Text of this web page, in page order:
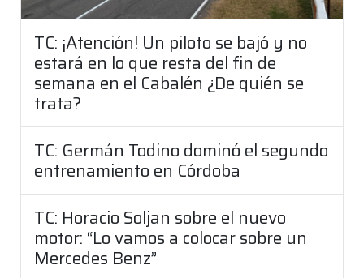
TC: ¡Atención! Un piloto se bajó y no
estará en lo que resta del fin de
semana en el Cabalén ¿De quién se
trata?
TC: Germán Todino dominó el segundo
entrenamiento en Córdoba
TC: Horacio Soljan sobre el nuevo
motor: “Lo vamos a colocar sobre un
Mercedes Benz”